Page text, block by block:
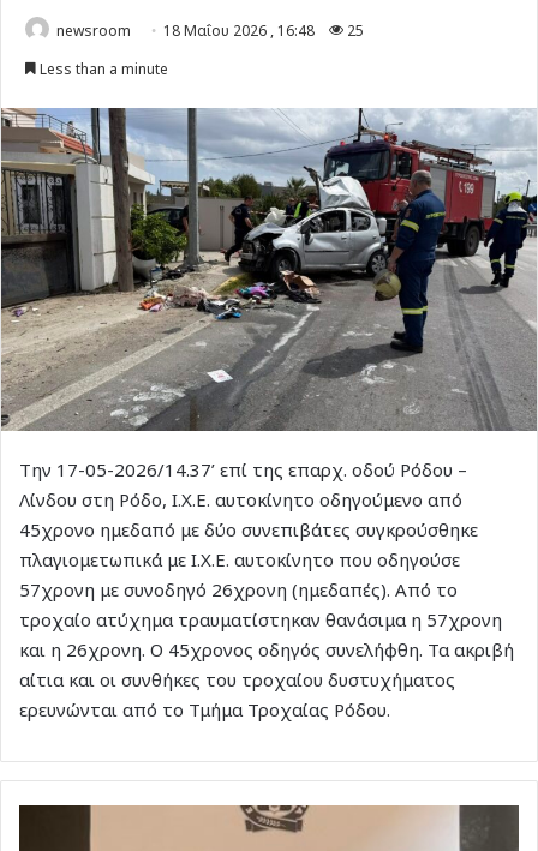
newsroom 18 Μαΐου 2026 , 16:48
25
Less than a minute
Την 17-05-2026/14.37’ επί της επαρχ. οδού Ρόδου –
Λίνδου στη Ρόδο, Ι.Χ.Ε. αυτοκίνητο οδηγούμενο από
45χρονο ημεδαπό με δύο συνεπιβάτες συγκρούσθηκε
πλαγιομετωπικά με Ι.Χ.Ε. αυτοκίνητο που οδηγούσε
57χρονη με συνοδηγό 26χρονη (ημεδαπές). Από το
τροχαίο ατύχημα τραυματίστηκαν θανάσιμα η 57χρονη
και η 26χρονη. Ο 45χρονος οδηγός συνελήφθη. Τα ακριβή
αίτια και οι συνθήκες του τροχαίου δυστυχήματος
ερευνώνται από το Τμήμα Τροχαίας Ρόδου.